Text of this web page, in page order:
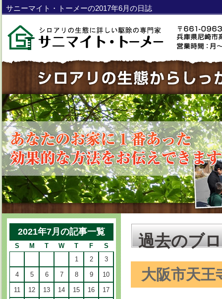
サニーマイト・トーメーの2017年6月の日誌
2021年7月の記事一覧
S M T W T F
S
1
2 3
4 5 6 7 8 9 10
11 12 13 14 15 16 17
過去のブ
大阪市天王